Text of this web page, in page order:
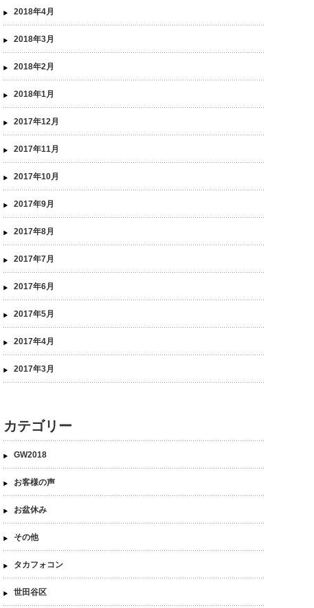
2018年4月
2018年3月
2018年2月
2018年1月
2017年12月
2017年11月
2017年10月
2017年9月
2017年8月
2017年7月
2017年6月
2017年5月
2017年4月
2017年3月
カテゴリー
GW2018
お客様の声
お盆休み
その他
タカフォコン
世田谷区